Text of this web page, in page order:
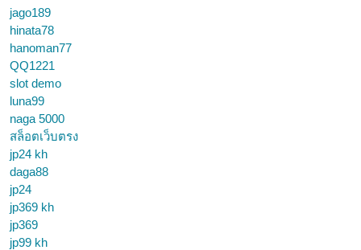
jago189
hinata78
hanoman77
QQ1221
slot demo
luna99
naga 5000
สล็อตเว็บตรง
jp24 kh
daga88
jp24
jp369 kh
jp369
jp99 kh